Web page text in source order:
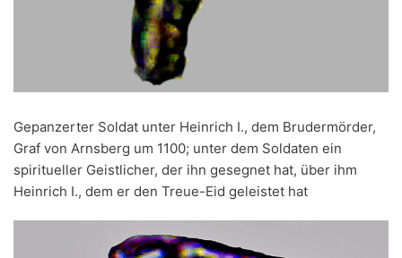
Gepanzerter Soldat unter Heinrich I., dem Brudermörder,
Graf von Arnsberg um 1100; unter dem Soldaten ein
spiritueller Geistlicher, der ihn gesegnet hat, über ihm
Heinrich I., dem er den Treue-Eid geleistet hat